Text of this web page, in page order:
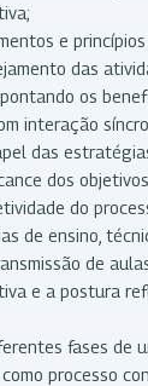
e
das
os
interação
das
dos
do
de ensino,
de
e a postura
fases de
processo